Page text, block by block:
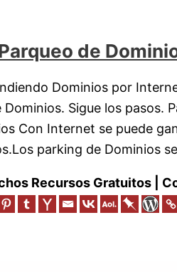
de
Dominios por
Sigue los pasos.
Con Internet se puede
parking de Dominios
Recursos Gratuitos |